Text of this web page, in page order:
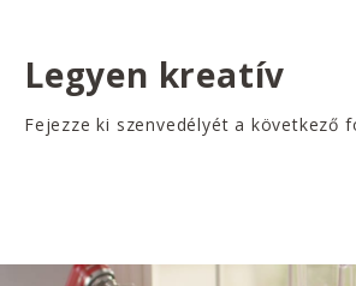
Legyen kreatív
Fejezze ki szenvedélyét a következő